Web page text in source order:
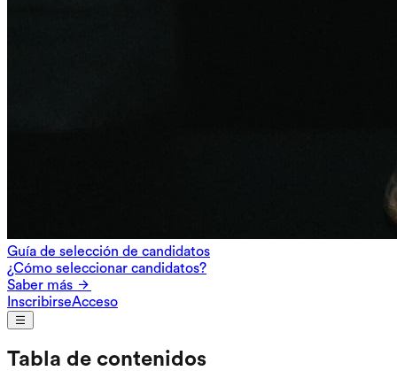
Guía de selección de candidatos
¿Cómo seleccionar candidatos?
Saber más
InscribirseAcceso
Tabla de contenidos